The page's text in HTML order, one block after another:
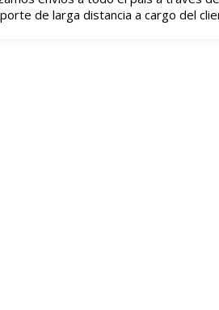
de larga distancia a cargo del